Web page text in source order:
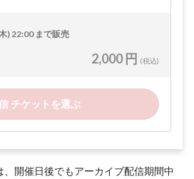
) 22:00 まで販売
2,000 円 (税込)
チケットを選ぶ
開催日後でもアーカイブ配信期間中